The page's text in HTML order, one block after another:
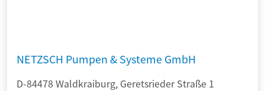
NETZSCH Pumpen & Systeme GmbH
D-84478 Waldkraiburg, Geretsrieder Straße 1